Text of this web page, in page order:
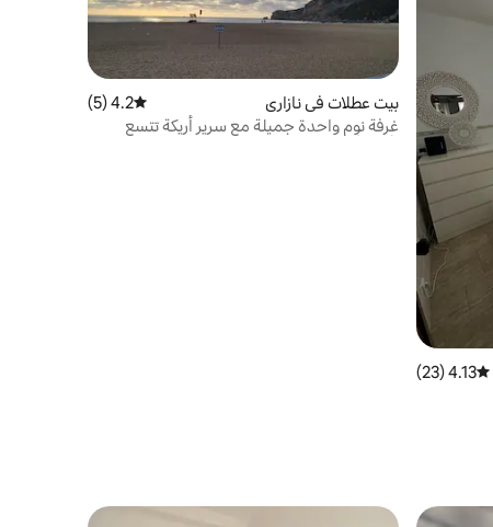
متوسط التقييم 4.13 من 5، 23 مراجعات
4.13 (23)
بيت عطلات في نازاري متوسط التقييم 4.2 من 5، 5 مراجعات
4.2 (5)
غرفة نوم واحدة جميلة مع سرير أريكة تتسع